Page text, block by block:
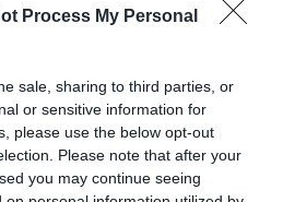
Process My Personal
sale, sharing to third parties, or
or sensitive information for
please use the below opt-out
Please note that after your
you may continue seeing